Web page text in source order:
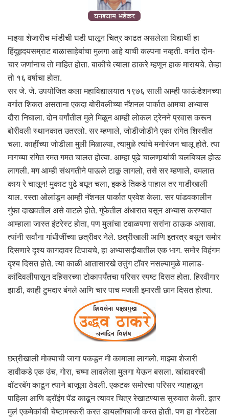
माझ्या शेजारीच मांडीची घडी घालून चित्र काढत असलेला विद्यार्थी हा
हिंदुहृदयसम्राट बाळासाहेबांचा मुलगा आहे याची कल्पना नव्हती. वर्गात दोन-
चार जणांनाच तो माहित होता. बाकीचे त्याला ठाकरे म्हणून हाक मारायचे. तेव्हा
तो १६ वर्षाचा होता.
सर जे. जे. उपयोजित कला महाविद्यालयात १९७६ साली आम्ही फाऊंडेशनच्या
वर्गात शिकत असताना एकदा बोरीवलीच्या नॅशनल पार्कात आमचा अभ्यास
दौरा निघाला. दोन वर्गांतील मुले मिळून आम्ही लोकल ट्रेनने प्रवास करून
बोरीवली स्थानकात उतरलो. सर म्हणाले, जोडीजोडीने एका रांगेत शिस्तीत
चला. काहींच्या जोडीला मुली मिळाल्या, त्यामुळे त्यांचे मनोरंजन चालू होते. त्या
मागच्या रांगेत रमत गमत चालत होत्या. आम्हा पुढे चालणार्‍यांची चलबिचल होऊ
लागली. मग आम्ही संथगतीने पाऊले टाकू लागलो, तसे सर म्हणाले, दमलात
काय रे चालून! मुकाट पुढे बघून चला, इकडे तिकडे पाहाल तर गाडीखाली
याल. रस्ता ओलांडून आम्ही नॅशनल पार्कात प्रवेश केला. सर पांडवकालीन
गुंफा दाखवतील असे वाटले होते. गुंफेतील अंधारात बसून अभ्यास करण्यात
आम्हाला जास्त इंटरेस्ट होता, पण मुलांचा टवाळपणा सरांना ठाऊक असावा.
त्यांनी सर्वांना गांधीजींच्या छत्रीवर नेले. छत्रीखाली आणि इतरत्र बसून समोर
दिसणारे दृश्य कागदावर टिपायचे, हा अभ्यासदौर्‍यातील एक भाग. समोर विहंगम
दृश्य दिसत होते. त्या काळी आतासारखे उत्तुंग टॉवर नसल्यामुळे मालाड-
कांदिवलीपासून दहिसरच्या टोकापर्यंतचा परिसर स्पष्ट दिसत होता. हिरवीगार
झाडी, काही टुमदार बंगले आणि चार पाच मजली इमारती छान दिसत होत्या.
छत्रीखाली मोक्याची जागा पकडून मी कामाला लागलो. माझ्या शेजारी
डावीकडे एक उंच, गोरा, चष्मा लावलेला मुलगा येऊन बसला. खांद्यावरची
वॉटरबॅग काढून त्याने बाजूला ठेवली. एकटक समोरचा परिसर न्याहाळून
पाहिला आणि ड्रॉइंग पॅड काढून त्यावर चित्र रेखाटण्यास सुरुवात केली. इतर
मुलं एकमेकांची चेष्टामस्करी करत डायलॉगबाजी करत होती. पण हा गोरटेला